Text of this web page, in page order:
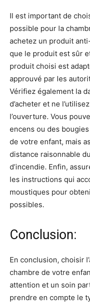
Il est important de
possible pour la
achetez un produit
que le produit est sûr
produit choisi est
approuvé par les
Vérifiez également la
d’acheter et ne
l’ouverture. Vous
encens ou des
de votre enfant, mais
distance raisonnable
d’incendie. Enfin,
les instructions qui
moustiques pour
possibles.
Conclusion:
En conclusion, choisir
chambre de votre
attention et un soin
prendre en compte le